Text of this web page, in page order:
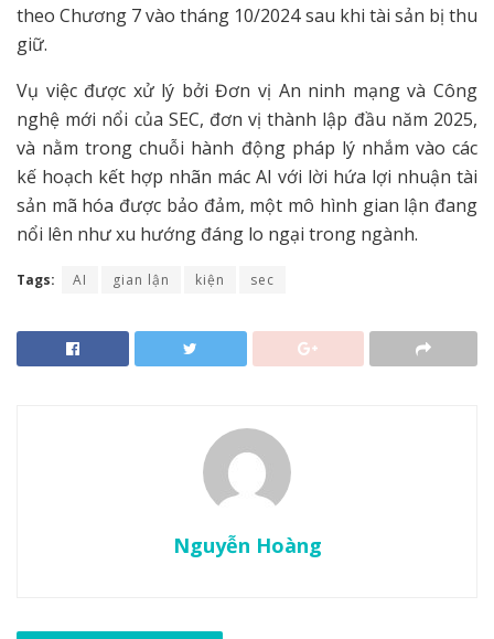
theo Chương 7 vào tháng 10/2024 sau khi tài sản bị thu
giữ.
Vụ việc được xử lý bởi Đơn vị An ninh mạng và Công
nghệ mới nổi của SEC, đơn vị thành lập đầu năm 2025,
và nằm trong chuỗi hành động pháp lý nhắm vào các
kế hoạch kết hợp nhãn mác AI với lời hứa lợi nhuận tài
sản mã hóa được bảo đảm, một mô hình gian lận đang
nổi lên như xu hướng đáng lo ngại trong ngành.
Tags: AI gian lận kiện sec
Nguyễn Hoàng